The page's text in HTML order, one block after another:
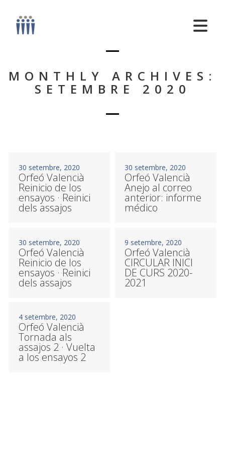
MONTHLY ARCHIVES:
SETEMBRE 2020
30 setembre, 2020
Orfeó Valencià
Reinicio de los
ensayos · Reinici
dels assajos
30 setembre, 2020
Orfeó Valencià
Anejo al correo
anterior: informe
médico
30 setembre, 2020
Orfeó Valencià
Reinicio de los
ensayos · Reinici
dels assajos
9 setembre, 2020
Orfeó Valencià
CIRCULAR INICI
DE CURS 2020-
2021
4 setembre, 2020
Orfeó Valencià
Tornada als
assajos 2 · Vuelta
a los ensayos 2